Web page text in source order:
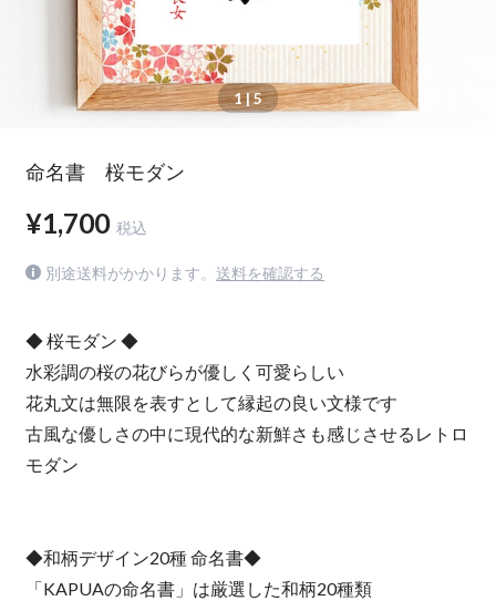
1| 5
命名書 桜モダン
¥1,700 税込
別途送料がかかります。 送料を確認する
◆ 桜モダン ◆
水彩調の桜の花びらが優しく可愛らしい
花丸文は無限を表すとして縁起の良い文様です
古風な優しさの中に現代的な新鮮さも感じさせるレトロ
モダン
◆和柄デザイン20種 命名書◆
「KAPUAの命名書」は厳選した和柄20種類